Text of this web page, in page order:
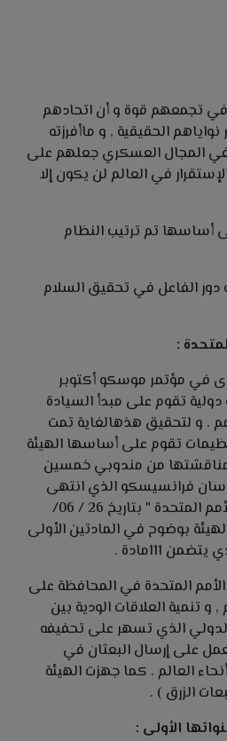
في تجمعهم قوة و أن اتحادهم
الحقيقية , و ماأفرزته
المجال العسكري جعلهم على
في العالم لن يكون إلا
أساسها تم ترتيب النظام
دور الفاعل في تحقيق السلام
في مؤتمر موسكو أكتوبر
دولية تقوم على مبدأ السيادة
. و لتحقيق هذهالغاية تمت
تقوم على أساسها الهيئة
مناقشتها من مندوبي خمسين
سان فرانسيسكو الذي انتهى
بالمصادقة علة ميثاق "الأمم المتحدة " بتاريخ 26 / 06/
الهيئة بوضوح في المادتين الأولى
111مادة .
المتحدة في المحافظة على
و تنمية العلاقات الودية بين
الذي تسهر على تحفيفه
على إرسال البعثان في
العالم . كما جهزت الهيئة
الزرق ) .